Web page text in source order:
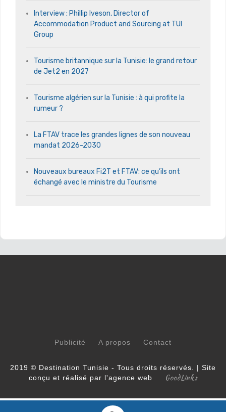
Interview : Phillip Iveson, Director of
Accommodation Product and Sourcing at TUI
Group
Tourisme britannique sur la Tunisie: le grand retour
de Jet2 en 2027
Tourisme algérien sur la Tunisie : à qui profite la
rumeur ?
La FTAV trace les grandes lignes de son nouveau
mandat 2026-2030
Nouveaux bureaux Fi2T et FTAV: ce qu’ils ont
échangé avec le ministre du Tourisme
Publicité A propos Contact
2019 © Destination Tunisie - Tous droits réservés. | Site
conçu et réalisé par l'agence web
GoodLinks